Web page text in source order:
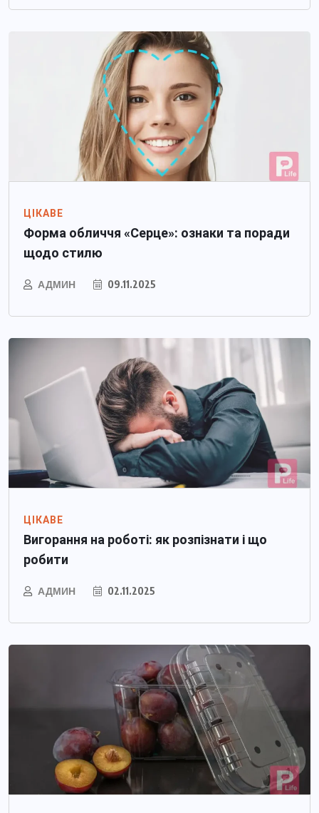
ЦІКАВЕ
Форма обличчя «Серце»: ознаки та поради
щодо стилю
АДМИН 09.11.2025
ЦІКАВЕ
Вигорання на роботі: як розпізнати і що
робити
АДМИН 02.11.2025